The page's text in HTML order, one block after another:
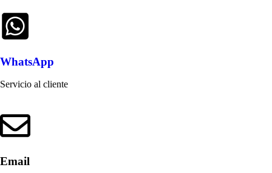
WhatsApp
Servicio al cliente
Email